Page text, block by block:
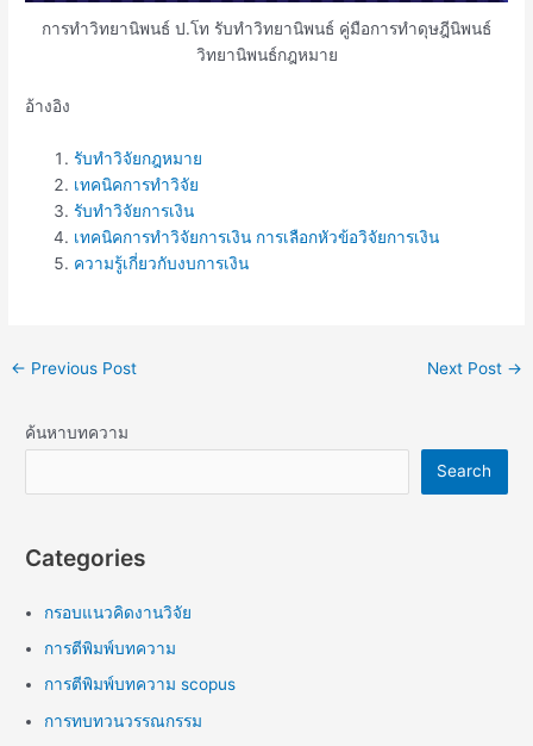
การทำวิทยานิพนธ์ ป.โท รับทำวิทยานิพนธ์ คู่มือการทำดุษฎีนิพนธ์
วิทยานิพนธ์กฎหมาย
อ้างอิง
รับทำวิจัยกฎหมาย
เทคนิคการทำวิจัย
รับทำวิจัยการเงิน
เทคนิคการทำวิจัยการเงิน การเลือกหัวข้อวิจัยการเงิน
ความรู้เกี่ยวกับงบการเงิน
← Previous Post Next Post →
ค้นหาบทความ
Search
Categories
กรอบแนวคิดงานวิจัย
การตีพิมพ์บทความ
การตีพิมพ์บทความ scopus
การทบทวนวรรณกรรม